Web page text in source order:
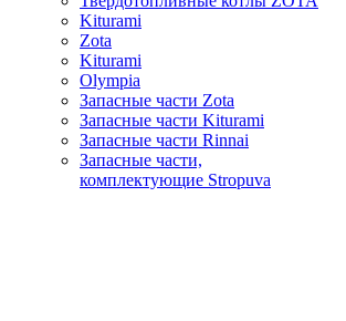
Kiturami
Zota
Kiturami
Olympia
Запасные части Zota
Запасные части Kiturami
Запасные части Rinnai
Запасные части,
комплектующие Stropuva